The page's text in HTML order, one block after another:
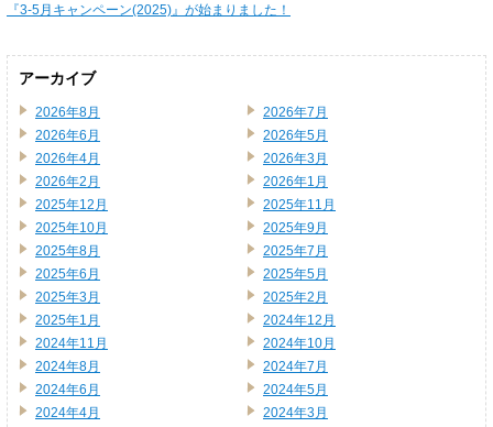
『3-5月キャンペーン(2025)』が始まりました！
アーカイブ
2026年8月
2026年7月
2026年6月
2026年5月
2026年4月
2026年3月
2026年2月
2026年1月
2025年12月
2025年11月
2025年10月
2025年9月
2025年8月
2025年7月
2025年6月
2025年5月
2025年3月
2025年2月
2025年1月
2024年12月
2024年11月
2024年10月
2024年8月
2024年7月
2024年6月
2024年5月
2024年4月
2024年3月